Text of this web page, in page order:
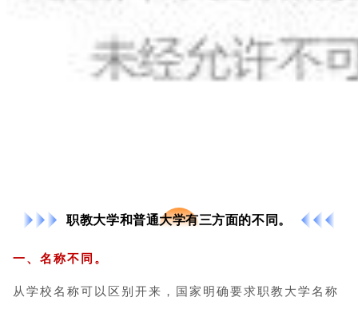
职教大学和普通大学有三方面的不同。
一、名称不同。
从学校名称可以区别开来，国家明确要求职教大学名称